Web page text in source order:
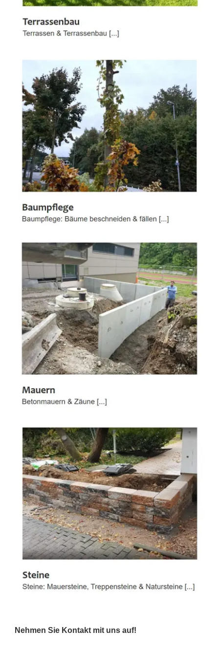
Nehmen Sie Kontakt mit uns auf!